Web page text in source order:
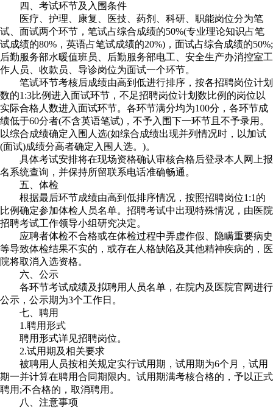
四、考试环节及入围条件
医疗、护理、康复、医技、药剂、科研、职能岗位分为笔
试、面试两个环节，笔试占综合成绩的50%(专业理论知识占笔
试成绩的80%，英语占笔试成绩的20%)，面试占综合成绩的50%;
后勤服务部水暖值班员、后勤服务部电工、安全生产办消控室工
作人员、收款员、导诊岗位为面试一个环节。
笔试环节考核后成绩由高到低进行排序，按各招聘岗位计划
数的1:3比例进入面试环节，不足招聘岗位计划数比例的岗位以
实际合格人数进入面试环节。各环节满分均为100分，各环节成
绩低于60分者(不含英语笔试)，不予入围下一环节且不予录用。
以综合成绩确定入围人选(如综合成绩出现并列情况时，以加试
(面试)成绩分高者确定入围人选。)。
具体考试安排将在现场资格确认审核合格后登录本人网上报
名系统查询，并保持所留联系电话准确畅通。
五、体检
根据最后环节成绩由高到低排序情况，按照招聘岗位1:1的
比例确定参加体检人员名单。招聘考试中出现特殊情况，由医院
招聘考试工作领导小组研究决定。
应聘者体检不合格或在体检过程中弄虚作假、隐瞒重要病史
等导致体检结果不实的，或存在人格缺陷及其他精神疾病的，医
院将取消入选资格。
六、公示
各环节考试成绩及拟聘用人员名单，在院内及医院官网进行
公示，公示期为3个工作日。
七、聘用
1.聘用形式
聘用形式详见招聘岗位。
2.试用期及相关要求
被聘用人员按相关规定实行试用期，试用期为6个月，试用
期一并计算在聘用合同期限内。试用期满考核合格的，予以正式
聘用;不合格的，取消聘用。
八、注意事项